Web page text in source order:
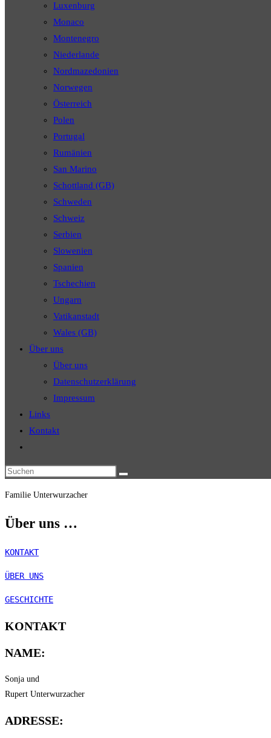
Luxenburg
Monaco
Montenegro
Niederlande
Nordmazedonien
Norwegen
Österreich
Polen
Portugal
Rumänien
San Marino
Schottland (GB)
Schweden
Schweiz
Serbien
Slowenien
Spanien
Tschechien
Ungarn
Vatikanstadt
Wales (GB)
Über uns
Über uns
Datenschutzerklärung
Impressum
Links
Kontakt
umschalten
Diese
Familie Unterwurzacher
Über uns …
KONTAKT
ÜBER UNS
GESCHICHTE
KONTAKT
NAME:
Sonja und
Rupert Unterwurzacher
ADRESSE: